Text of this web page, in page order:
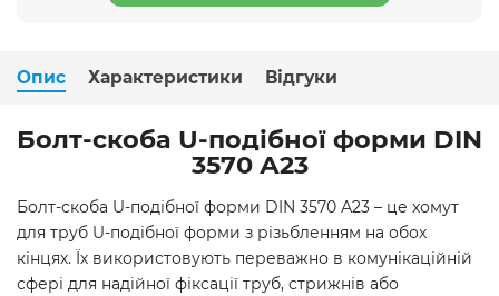
Опис Характеристики Відгуки
Болт-скоба U-подібної форми DIN
3570 А23
Болт-скоба U-подібної форми DIN 3570 А23 – це хомут
для труб U-подібної форми з різьбленням на обох
кінцях. Їх використовують переважно в комунікаційній
сфері для надійної фіксації труб, стрижнів або